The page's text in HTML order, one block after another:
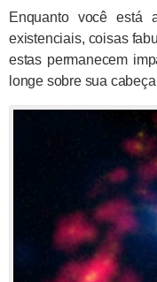
Enquanto você está
existenciais, coisas
estas permanecem
longe sobre sua